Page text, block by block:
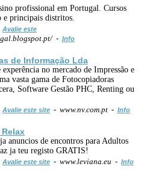
profissional em Portugal. Cursos
principais distritos.
Avalie este
- Info
de Informação Lda
no mercado de Impressão e
vasta gama de Fotocopiadoras
Software Gestão PHC, Renting ou
Avalie este site - www.nv.com.pt - Info
anuncios de encontros para Adultos
ja teu registo GRATIS!
Avalie este site - www.leviana.eu - Info